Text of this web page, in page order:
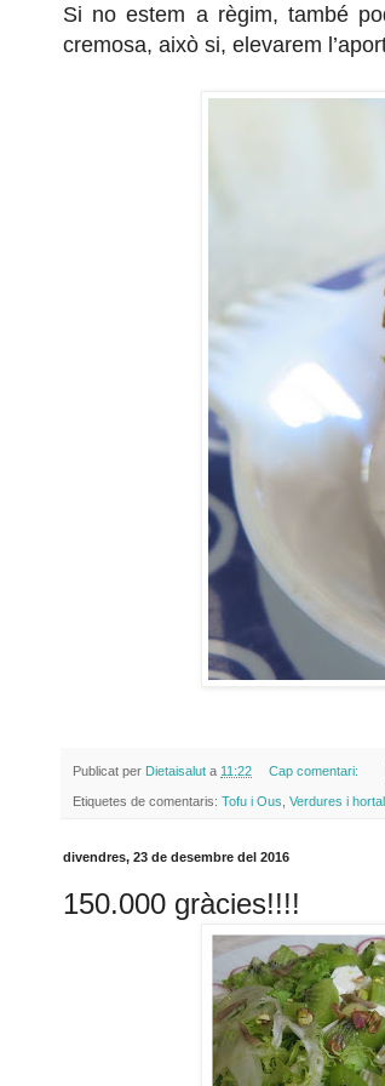
Si no estem a règim, també
cremosa, això si, elevarem
Publicat per Dietaisalut a 11:22 Cap comentari:
Etiquetes de comentaris: Tofu i Ous Verdures i
divendres, 23 de desembre del 2016
150.000 gràcies!!!!